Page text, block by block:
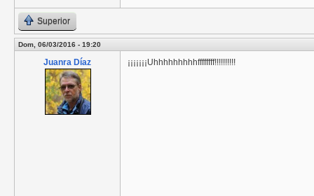
Superior
Dom, 06/03/2016 - 19:20
Juanra Díaz ¡¡¡¡¡¡¡Uhhhhhhhhhffffffff!!!!!!!!!!